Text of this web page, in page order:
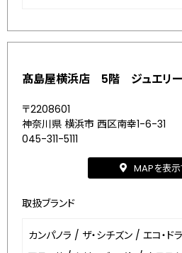
髙島屋横浜店 5階 ジュエリー
〒2208601
神奈川県 横浜市 西区南幸1-6-31
045-311-5111
MAPを表示
取扱ブランド
カンパノラ / ザ・シチズン / エコ・ド